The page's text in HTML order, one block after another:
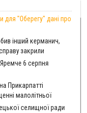
для "Оберегу" дані про
інший керманич,
закрили
6 серпня
Прикарпатті
малолітньої
селищної ради